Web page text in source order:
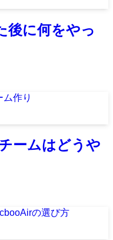
後に何をやっ
ームはどうや